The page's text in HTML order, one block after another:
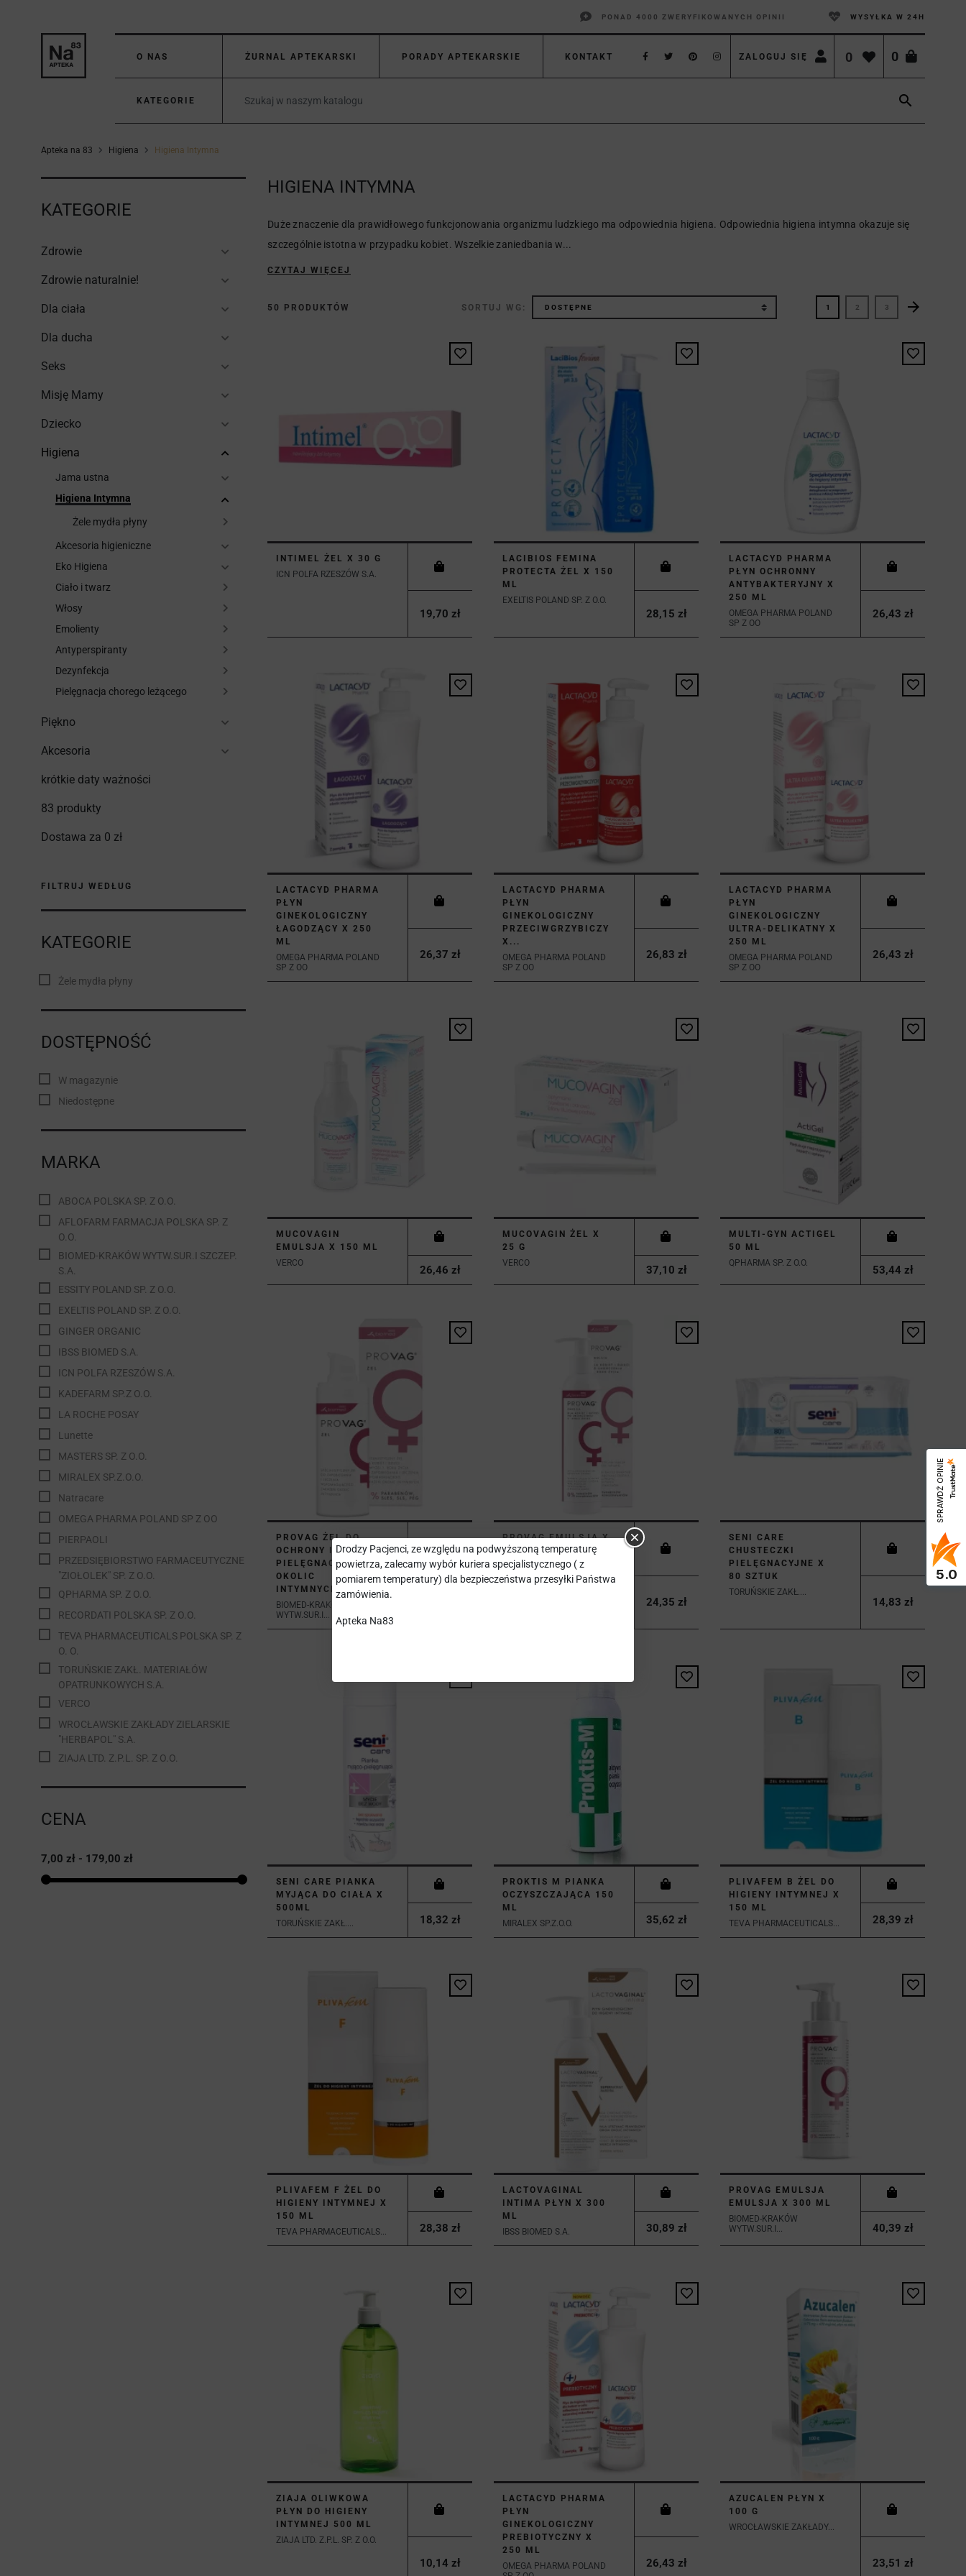
PONAD 4000 ZWERYFIKOWANYCH OPINII WYSYŁKA W 24H
O NAS ŻURNAL APTEKARSKI PORADY APTEKARSKIE KONTAKT 0
ZALOGUJ SIĘ 0
KATEGORIE 
Apteka na 83 Higiena Higiena Intymna
KATEGORIE
Zdrowie
Zdrowie naturalnie!
Dla ciała
Dla ducha
Seks
Misję Mamy
Dziecko
Higiena
Jama ustna
Higiena Intymna
Żele mydła płyny
Akcesoria higieniczne
Eko Higiena
Ciało i twarz
Włosy
Emolienty
Antyperspiranty
Dezynfekcja
Pielęgnacja chorego leżącego
Piękno
Akcesoria
krótkie daty ważności
83 produkty
Dostawa za 0 zł
FILTRUJ WEDŁUG
KATEGORIE
Żele mydła płyny
DOSTĘPNOŚĆ
W magazynie
Niedostępne
MARKA
ABOCA POLSKA SP. Z O.O.
AFLOFARM FARMACJA POLSKA SP. Z
O.O.
BIOMED-KRAKÓW WYTW.SUR.I SZCZEP.
S.A.
ESSITY POLAND SP. Z O.O.
EXELTIS POLAND SP. Z O.O.
GINGER ORGANIC
IBSS BIOMED S.A.
ICN POLFA RZESZÓW S.A.
KADEFARM SP.Z O.O.
LA ROCHE POSAY
Lunette
MASTERS SP. Z O.O.
MIRALEX SP.Z.O.O.
Natracare
OMEGA PHARMA POLAND SP Z OO
PIERPAOLI
PRZEDSIĘBIORSTWO FARMACEUTYCZNE
"ZIOŁOLEK" SP. Z O.O.
QPHARMA SP. Z O.O.
RECORDATI POLSKA SP. Z O.O.
TEVA PHARMACEUTICALS POLSKA SP. Z
O. O.
TORUŃSKIE ZAKŁ. MATERIAŁÓW
OPATRUNKOWYCH S.A.
VERCO
WROCŁAWSKIE ZAKŁADY ZIELARSKIE
"HERBAPOL" S.A.
ZIAJA LTD. Z.P.L. SP. Z O.O.
CENA
7,00 zł - 179,00 zł
HIGIENA INTYMNA
Duże znaczenie dla prawidłowego funkcjonowania organizmu ludzkiego ma odpowiednia higiena. Odpowiednia higiena intymna okazuje się
szczególnie istotna w przypadku kobiet. Wszelkie zaniedbania w...
CZYTAJ WIĘCEJ
50 PRODUKTÓW SORTUJ WG: 1 2 3 Następny
arrow_forward
INTIMEL ŻEL X 30 G
ICN POLFA RZESZÓW S.A.
19,70 zł
LACIBIOS FEMINA
PROTECTA ŻEL X 150
ML
EXELTIS POLAND SP. Z O.O.
28,15 zł
LACTACYD PHARMA
PŁYN OCHRONNY
ANTYBAKTERYJNY X
250 ML
OMEGA PHARMA POLAND
SP Z OO
26,43 zł
LACTACYD PHARMA
PŁYN
GINEKOLOGICZNY
ŁAGODZĄCY X 250
ML
OMEGA PHARMA POLAND
SP Z OO
26,37 zł
LACTACYD PHARMA
PŁYN
GINEKOLOGICZNY
PRZECIWGRZYBICZY
X...
OMEGA PHARMA POLAND
SP Z OO
26,83 zł
LACTACYD PHARMA
PŁYN
GINEKOLOGICZNY
ULTRA-DELIKATNY X
250 ML
OMEGA PHARMA POLAND
SP Z OO
26,43 zł
MUCOVAGIN
EMULSJA X 150 ML
VERCO
26,46 zł
MUCOVAGIN ŻEL X
25 G
VERCO
37,10 zł
MULTI-GYN ACTIGEL
50 ML
QPHARMA SP. Z O.O.
53,44 zł
PROVAG ŻEL DO
OCHRONY I
PIELĘGNACJI
OKOLIC
INTYMNYCH_30 G
BIOMED-KRAKÓW
WYTW.SUR.I...
PROVAG EMULSJA X
150 ML
BIOMED-KRAKÓW
WYTW.SUR.I...
24,35 zł
SENI CARE
CHUSTECZKI
PIELĘGNACYJNE X
80 SZTUK
TORUŃSKIE ZAKŁ....
14,83 zł
SENI CARE PIANKA
MYJĄCA DO CIAŁA X
500ML
TORUŃSKIE ZAKŁ....
18,32 zł
PROKTIS M PIANKA
OCZYSZCZAJĄCA 150
ML
MIRALEX SP.Z.O.O.
35,62 zł
PLIVAFEM B ŻEL DO
HIGIENY INTYMNEJ X
150 ML
TEVA PHARMACEUTICALS...
28,39 zł
PLIVAFEM F ŻEL DO
HIGIENY INTYMNEJ X
150 ML
TEVA PHARMACEUTICALS...
28,38 zł
LACTOVAGINAL
INTIMA PŁYN X 300
ML
IBSS BIOMED S.A.
30,89 zł
PROVAG EMULSJA
EMULSJA X 300 ML
BIOMED-KRAKÓW
WYTW.SUR.I...
40,39 zł
ZIAJA OLIWKOWA
PŁYN DO HIGIENY
INTYMNEJ 500 ML
ZIAJA LTD. Z.P.L. SP. Z O.O.
10,14 zł
LACTACYD PHARMA
PŁYN
GINEKOLOGICZNY
PREBIOTYCZNY X
250 ML
OMEGA PHARMA POLAND
26,43 zł
AZUCALEN PŁYN X
100 G
WROCŁAWSKIE ZAKŁADY...
23,51 zł
SPRAWDŹ OPINIE
5.0
Drodzy Pacjenci, ze względu na podwyższoną temperaturę
powietrza, zalecamy wybór kuriera specjalistycznego ( z
pomiarem temperatury) dla bezpieczeństwa przesyłki Państwa
zamówienia.
Apteka Na83